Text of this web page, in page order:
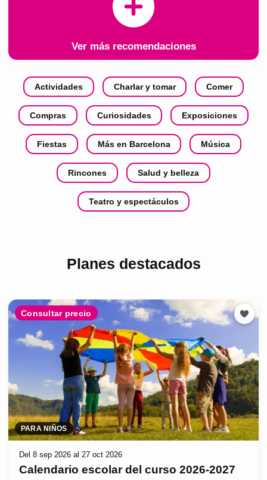
Ver más recomendaciones
Actividades Charlar y tomar Comer
Compras Curiosidades Exposiciones
Fiestas Más en Barcelona Música
Rincones Salud y belleza
Teatro y espectáculos
Planes destacados
Consultar precio
PARA NIÑOS
Del 8 sep 2026 al 27 oct 2026
Calendario escolar del curso 2026-2027